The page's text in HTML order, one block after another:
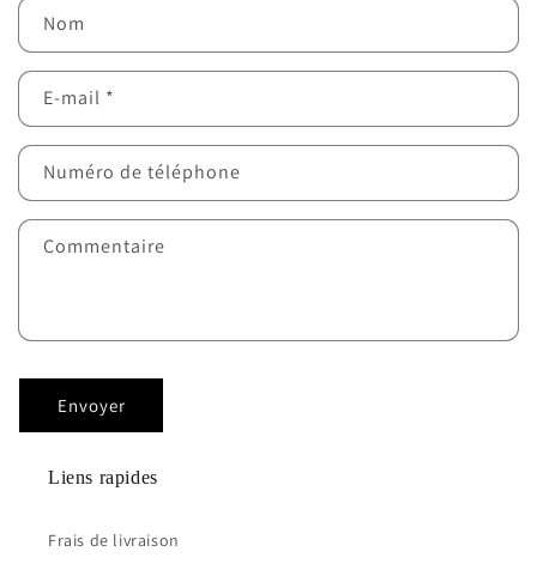
Nom
E-mail *
Numéro de téléphone
Commentaire
Envoyer
Liens rapides
Frais de livraison